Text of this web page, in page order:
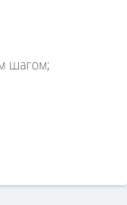
шагом;